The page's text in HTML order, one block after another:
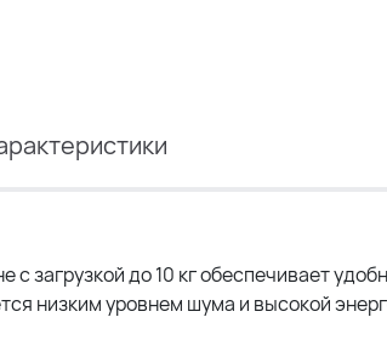
загрузкой до 10 кг обеспечивает
низким уровнем шума и высокой